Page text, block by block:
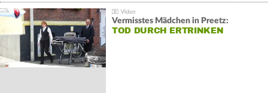
Vermisstes Mädchen in Preetz:
TOD DURCH ERTRINKEN